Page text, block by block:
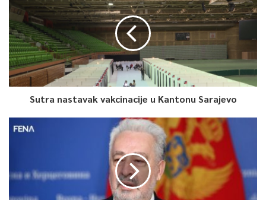
Sutra nastavak vakcinacije u Kantonu Sarajevo